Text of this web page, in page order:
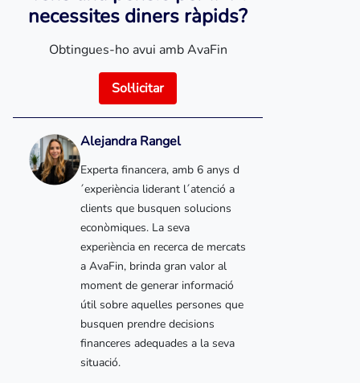
necessites diners ràpids?
Obtingues-ho avui amb AvaFin
Sol·licitar
Alejandra Rangel
Experta financera, amb 6 anys d
´experiència liderant l´atenció a
clients que busquen solucions
econòmiques. La seva
experiència en recerca de mercats
a AvaFin, brinda gran valor al
moment de generar informació
útil sobre aquelles persones que
busquen prendre decisions
financeres adequades a la seva
situació.